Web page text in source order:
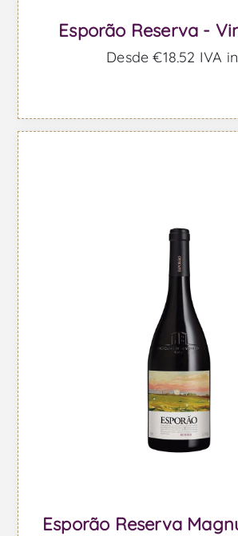
Esporão Reserva -
Desde €18,52 IVA
Esporão Reserva